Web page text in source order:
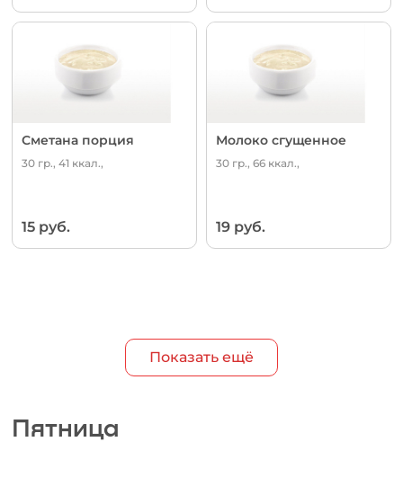
Сметана порция
30 гр., 41 ккал.,
15 руб.
Молоко сгущенное
30 гр., 66 ккал.,
19 руб.
Показать ещё
Пятница